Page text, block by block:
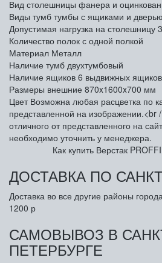
Вид столешницы фанера и
Виды тумб тумбы с ящиками и дверью
Допустимая нагрузка на столешницу
Количество полок с одной полкой
Материал Металл
Наличие тумб двухтумбовый
Наличие ящиков 6 выдвижных ящиков
Размеры внешние 870x1600x700 мм
Цвет Возможна любая расцветка по
представленной на изображении.<br
отличного от представленного на
необходимо уточнить у менеджера.
Как купить Верстак
ДОСТАВКА ПО
Доставка во все другие районы
1200 р
САМОВЫВОЗ В
ПЕТЕРБУРГЕ